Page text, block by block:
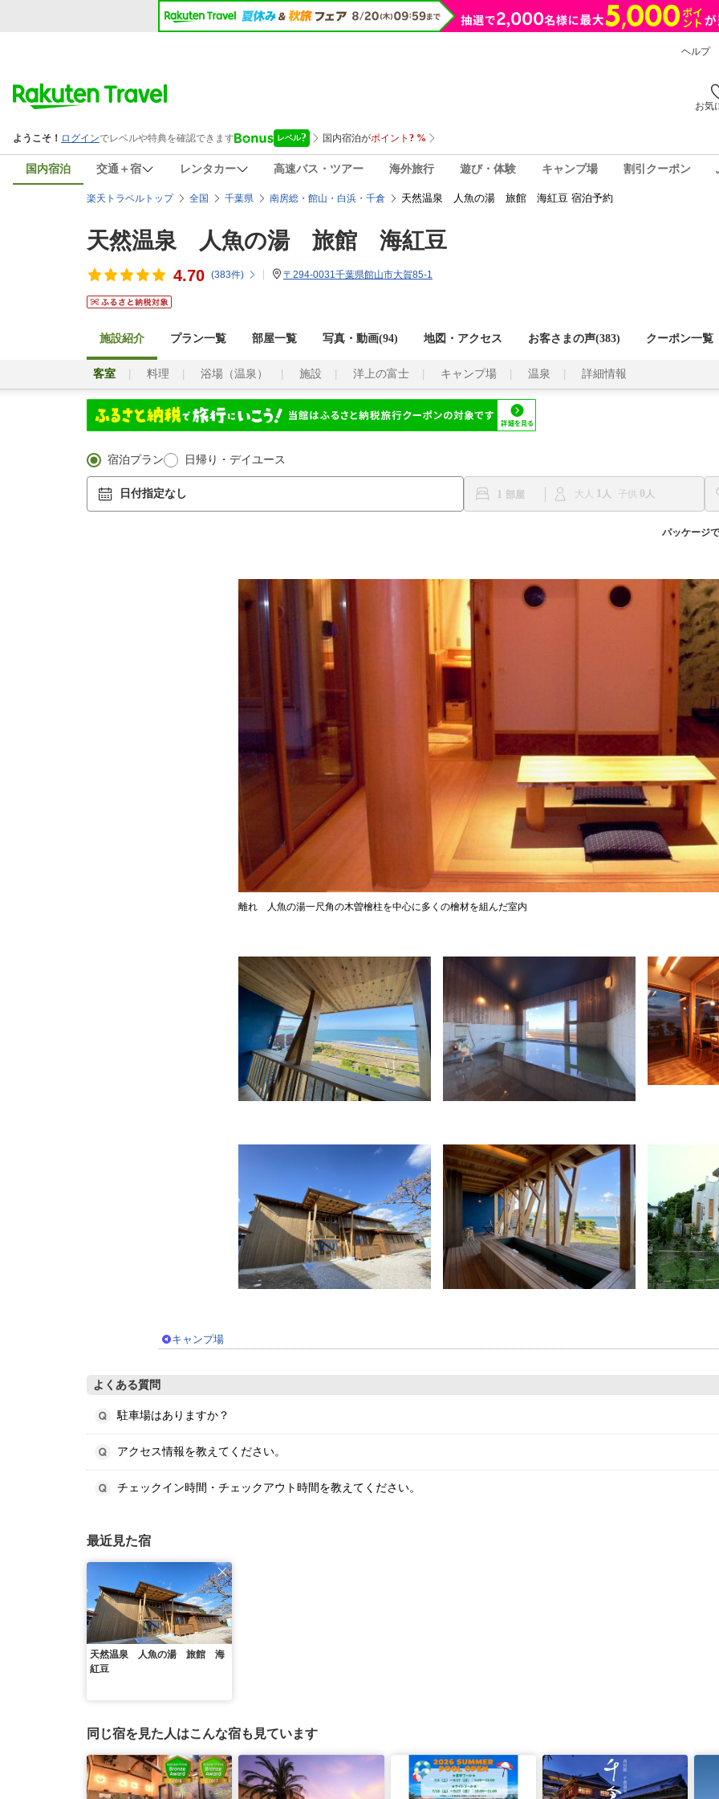
ヘルプ
お気
国内宿泊 交通＋宿 レンタカー 高速バス・ツアー 海外旅行 遊び・体験 キャンプ場 割引クーポン
楽天トラベルトップ 全国 千葉県 南房総・館山・白浜・千倉 天然温泉 人魚の湯 旅館 海紅豆 宿泊予約
天然温泉 人魚の湯 旅館 海紅豆
4.70 (383件) 〒294-0031千葉県館山市大賀85-1
施設紹介 プラン一覧 部屋一覧 写真・動画(94) 地図・アクセス お客さまの声(383) クーポン一覧
客室 料理 浴場（温泉） 施設 洋上の富士 キャンプ場 温泉 詳細情報
宿泊プラン 日帰り・デイユース
日付指定なし 1 大人 1 子供 0
パッケージ
離れ 人魚の湯一尺角の木曽檜柱を中心に多くの檜材を組んだ室内
キャンプ場
よくある質問
駐車場はありますか？
アクセス情報を教えてください。
チェックイン時間・チェックアウト時間を教えてください。
最近見た宿
天然温泉 人魚の湯 旅館 海
紅豆
同じ宿を見た人はこんな宿も見ています